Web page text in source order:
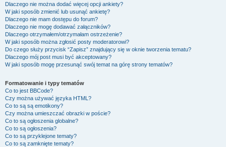
Dlaczego nie można dodać więcej opcji ankiety?
W jaki sposób zmienić lub usunąć ankietę?
Dlaczego nie mam dostępu do forum?
Dlaczego nie mogę dodawać załączników?
Dlaczego otrzymałem/otrzymałam ostrzeżenie?
W jaki sposób można zgłosić posty moderatorowi?
Do czego służy przycisk “Zapisz” znajdujący się w oknie tworzenia tematu?
Dlaczego mój post musi być akceptowany?
W jaki sposób mogę przesunąć swój temat na górę strony tematów?
Formatowanie i typy tematów
Co to jest BBCode?
Czy można używać języka HTML?
Co to są są emotikony?
Czy można umieszczać obrazki w poście?
Co to są ogłoszenia globalne?
Co to są ogłoszenia?
Co to są przyklejone tematy?
Co to są zamknięte tematy?